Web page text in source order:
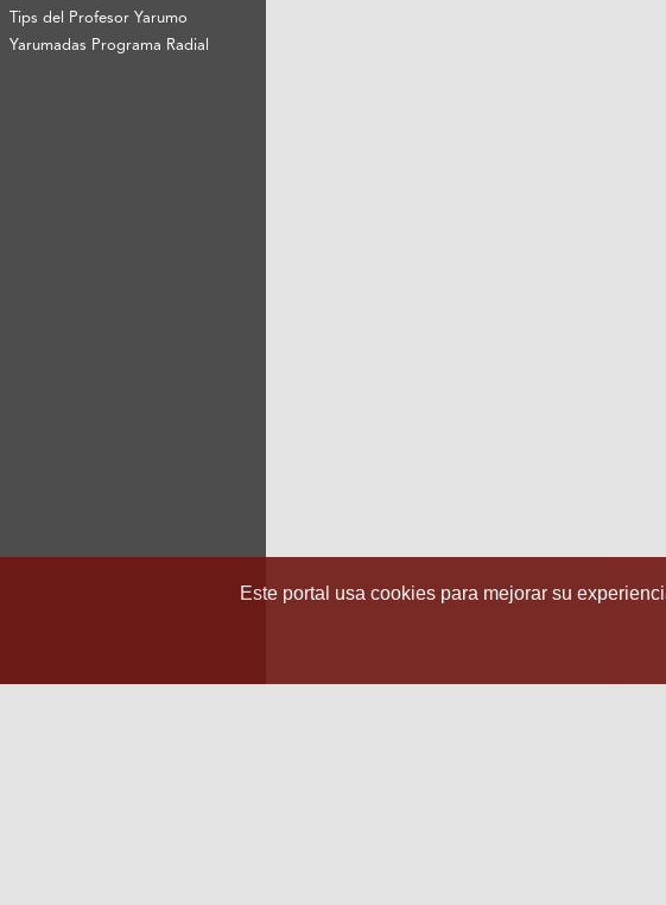
Tips del Profesor Yarumo
Yarumadas Programa Radial
Este portal usa cookies para mejorar su